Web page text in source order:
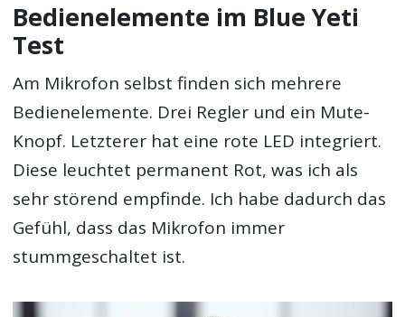
Bedienelemente im Blue Yeti
Test
Am Mikrofon selbst finden sich mehrere
Bedienelemente. Drei Regler und ein Mute-
Knopf. Letzterer hat eine rote LED integriert.
Diese leuchtet permanent Rot, was ich als
sehr störend empfinde. Ich habe dadurch das
Gefühl, dass das Mikrofon immer
stummgeschaltet ist.